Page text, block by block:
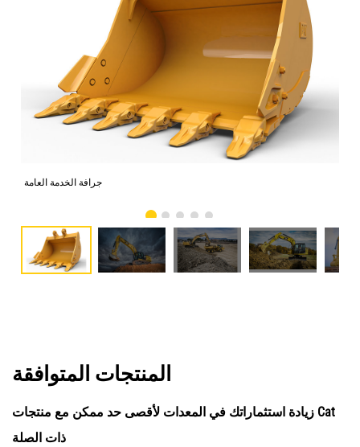
جرافة الخدمة العامة
المنتجات المتوافقة
زيادة استثماراتك في المعدات لأقصى حد ممكن مع منتجات Cat
ذات الصلة